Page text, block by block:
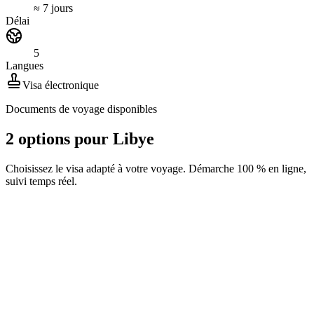
≈ 7 jours
Délai
5
Langues
Visa électronique
Documents de voyage disponibles
2 options pour Libye
Choisissez le visa adapté à votre voyage. Démarche 100 % en ligne,
suivi temps réel.